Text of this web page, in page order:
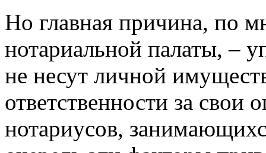
Но главная причина, по
нотариальной палаты, –
не несут личной
ответственности за свои
нотариусов,